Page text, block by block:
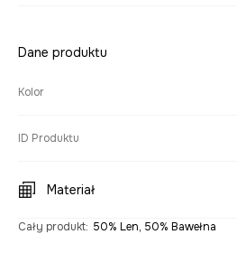
Dane produktu
Kolor
ID Produktu
Materiał
Cały produkt: 50% Len, 50% Bawełna